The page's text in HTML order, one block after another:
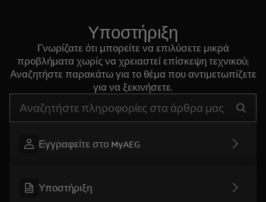
ημερομηνία αγοράς. Επικοινωνήστε με το κέντρο
εξυπηρέτησής μας ή με το κατάστημα αγοράς για να
αξιοποιήσετε αυτή την προσφορά.
Υποστήριξη
Γνωρίζατε ότι μπορείτε να επιλύσετε μικρά
προβλήματα χωρίς να χρειαστεί επίσκεψη τεχνικού;
Αναζητήστε παρακάτω για το θέμα που αντιμετωπίζετε
για να ξεκινήσετε.
Εγγραφείτε στο MyAEG
Υποστήριξη